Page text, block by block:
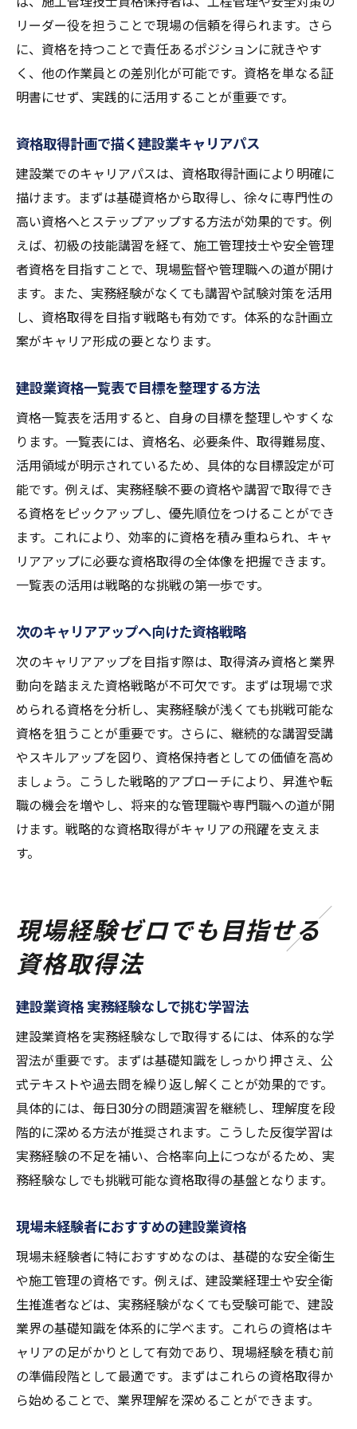
リーダー役を担うことで現場の信頼を得られます。さら
に、資格を持つことで責任あるポジションに就きやす
く、他の作業員との差別化が可能です。資格を単なる証
明書にせず、実践的に活用することが重要です。
資格取得計画で描く建設業キャリアパス
建設業でのキャリアパスは、資格取得計画により明確に
描けます。まずは基礎資格から取得し、徐々に専門性の
高い資格へとステップアップする方法が効果的です。例
えば、初級の技能講習を経て、施工管理技士や安全管理
者資格を目指すことで、現場監督や管理職への道が開け
ます。また、実務経験がなくても講習や試験対策を活用
し、資格取得を目指す戦略も有効です。体系的な計画立
案がキャリア形成の要となります。
建設業資格一覧表で目標を整理する方法
資格一覧表を活用すると、自身の目標を整理しやすくな
ります。一覧表には、資格名、必要条件、取得難易度、
活用領域が明示されているため、具体的な目標設定が可
能です。例えば、実務経験不要の資格や講習で取得でき
る資格をピックアップし、優先順位をつけることができ
ます。これにより、効率的に資格を積み重ねられ、キャ
リアアップに必要な資格取得の全体像を把握できます。
一覧表の活用は戦略的な挑戦の第一歩です。
次のキャリアアップへ向けた資格戦略
次のキャリアアップを目指す際は、取得済み資格と業界
動向を踏まえた資格戦略が不可欠です。まずは現場で求
められる資格を分析し、実務経験が浅くても挑戦可能な
資格を狙うことが重要です。さらに、継続的な講習受講
やスキルアップを図り、資格保持者としての価値を高め
ましょう。こうした戦略的アプローチにより、昇進や転
職の機会を増やし、将来的な管理職や専門職への道が開
けます。戦略的な資格取得がキャリアの飛躍を支えま
す。
現場経験ゼロでも目指せる
資格取得法
建設業資格 実務経験なしで挑む学習法
建設業資格を実務経験なしで取得するには、体系的な学
習法が重要です。まずは基礎知識をしっかり押さえ、公
式テキストや過去問を繰り返し解くことが効果的です。
具体的には、毎日30分の問題演習を継続し、理解度を段
階的に深める方法が推奨されます。こうした反復学習は
実務経験の不足を補い、合格率向上につながるため、実
務経験なしでも挑戦可能な資格取得の基盤となります。
現場未経験者におすすめの建設業資格
現場未経験者に特におすすめなのは、基礎的な安全衛生
や施工管理の資格です。例えば、建設業経理士や安全衛
生推進者などは、実務経験がなくても受験可能で、建設
業界の基礎知識を体系的に学べます。これらの資格はキ
ャリアの足がかりとして有効であり、現場経験を積む前
の準備段階として最適です。まずはこれらの資格取得か
ら始めることで、業界理解を深めることができます。